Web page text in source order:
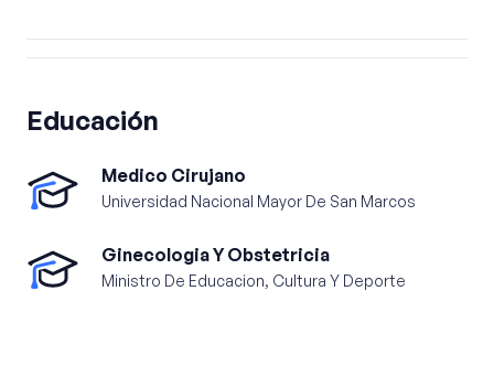
Educación
Medico Cirujano
Universidad Nacional Mayor De San Marcos
Ginecologia Y Obstetricia
Ministro De Educacion, Cultura Y Deporte